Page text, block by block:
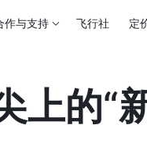
作与支持 飞行社 定
上的“